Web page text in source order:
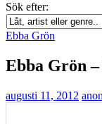
Sök efter:
Ebba Grön
Ebba Grön
augusti 11, 2012